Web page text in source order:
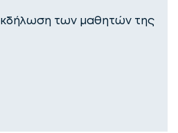
των μαθητών της